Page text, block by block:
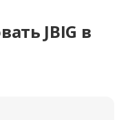
JBIG в